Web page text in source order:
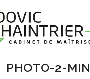
PHOTO-2-MIN